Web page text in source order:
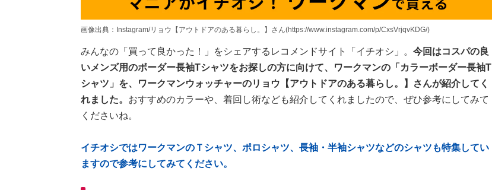
画像出典：Instagram/リョウ【アウトドアのある暮らし。】さん(https://www.instagram.com/p/CxsVrjqvKDG/)
みんなの「買って良かった！」をシェアするレコメンドサイト「イチオシ」。 今回はコスパの良
いメンズ用のボーダー長袖Tシャツをお探しの方に向けて、ワークマンの「カラーボーダー長袖T
シャツ」を、ワークマンウォッチャーのリョウ【アウトドアのある暮らし。】さんが紹介してく
れました。 おすすめのカラーや、着回し術なども紹介してくれましたので、ぜひ参考にしてみて
くださいね。
イチオシではワークマンのＴシャツ、ポロシャツ、長袖・半袖シャツなどのシャツも特集してい
ますので参考にしてみてください。